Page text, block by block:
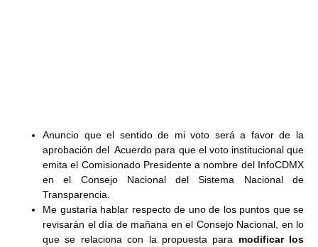
Anuncio que el sentido de mi voto será a favor de la
aprobación del Acuerdo para que el voto institucional que
emita el Comisionado Presidente a nombre del InfoCDMX
en el Consejo Nacional del Sistema Nacional de
Transparencia.
Me gustaría hablar respecto de uno de los puntos que se
revisarán el día de mañana en el Consejo Nacional, en lo
que se relaciona con la propuesta para modificar los